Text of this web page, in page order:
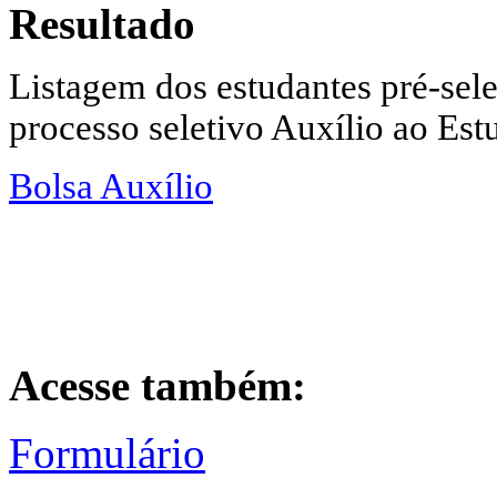
Resultado
Listagem dos estudantes pré-
processo seletivo Auxílio ao
Bolsa Auxílio
Acesse também:
Formulário